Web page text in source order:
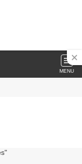
MENU